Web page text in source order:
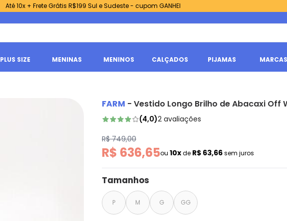
Até 10x + Frete Grátis R$199 Sul e Sudeste - cupom GANHEI
PLUS SIZE MENINAS MENINOS CALÇADOS PIJAMAS MARCAS
FARM - Vestido Longo Brilho de Abacaxi Off
(4,0)2 avaliações
R$ 749,00
R$ 636,65ou 10xde R$ 63,66sem juros
Tamanhos
P M G GG